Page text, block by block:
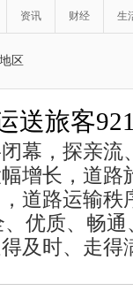
资讯 财经 生
区
送旅客
幕，探亲流
增长，道路
道路运输秩
优质、畅
及时、走得